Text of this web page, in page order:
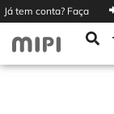
Já tem conta? Faça